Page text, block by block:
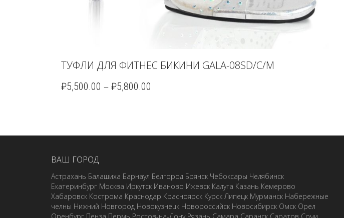
ТУФЛИ ДЛЯ ФИТНЕС БИКИНИ GALA-08SD/C/M
₽5,500.00 – ₽5,800.00
ВАШ ГОРОД
Астрахань Балашиха Барнаул Белгород Брянск Чебоксары Челябинск
Екатеринбург Москва Иркутск Иваново Ижевск Калуга Казань Кемерово
Хабаровск Кострома Краснодар Красноярск Курск Липецк Мурманск Набережные
челны Нижний Новгород Новокузнецк Новороссийск Новосибирск Омск Орел